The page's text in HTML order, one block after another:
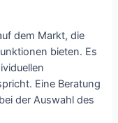
dem Markt, die
bieten. Es
Eine Beratung
der Auswahl des